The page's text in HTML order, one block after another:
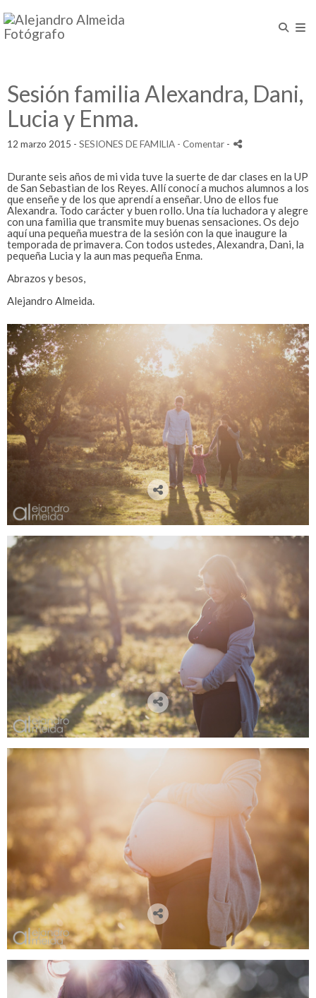
Sesión familia Alexandra, Dani,
Lucia y Enma.
12 marzo 2015 - SESIONES DE FAMILIA - Comentar -
Durante seis años de mi vida tuve la suerte de dar clases en la UP
de San Sebastian de los Reyes. Allí conocí a muchos alumnos a los
que enseñe y de los que aprendí a enseñar. Uno de ellos fue
Alexandra. Todo carácter y buen rollo. Una tía luchadora y alegre
con una familia que transmite muy buenas sensaciones. Os dejo
aquí una pequeña muestra de la sesión con la que inaugure la
temporada de primavera. Con todos ustedes, Alexandra, Dani, la
pequeña Lucia y la aun mas pequeña Enma.
Abrazos y besos,
Alejandro Almeida.